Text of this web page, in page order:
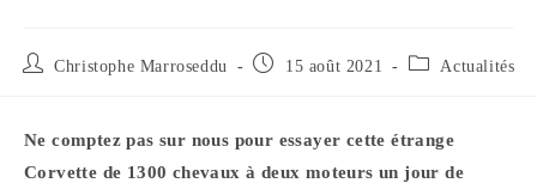
Auteur/autrice
publication :
Christophe Marroseddu
Publication
15 août 2021
Post Actualités
Ne comptez pas sur nous pour essayer cette étrange
Corvette de 1300 chevaux à deux moteurs un jour de